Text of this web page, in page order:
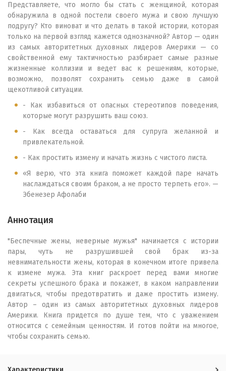
Представляете, что могло бы стать с женщиной, которая
обнаружила в одной постели своего мужа и свою лучшую
подругу? Кто виноват и что делать в такой истории, которая
только на первой взгляд кажется однозначной? Автор — один
из самых авторитетных духовных лидеров Америки — со
свойственной ему тактичностью разбирает самые разные
жизненные коллизии и ведет вас к решениям, которые,
возможно, позволят сохранить семью даже в самой
щекотливой ситуации.
- Как избавиться от опасных стереотипов поведения,
которые могут разрушить ваш союз.
- Как всегда оставаться для супруга желанной и
привлекательной.
- Как простить измену и начать жизнь с чистого листа.
«Я верю, что эта книга поможет каждой паре начать
наслаждаться своим браком, а не просто терпеть его». —
Эбенезер Афолаби
Аннотация
"Беспечные жены, неверные мужья" начинается с истории
пары, чуть не разрушившей свой брак из-за
невнимательности жены, которая в конечном итоге привела
к измене мужа. Эта книг раскроет перед вами многие
секреты успешного брака и покажет, в каком направлении
двигаться, чтобы предотвратить и даже простить измену.
Автор – один из самых авторитетных духовных лидеров
Америки. Книга придется по душе тем, что с уважением
относится с семейным ценностям. И готов пойти на многое,
чтобы сохранить семью.